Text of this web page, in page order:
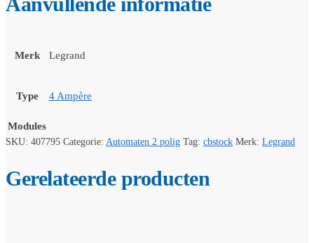
Merk Legrand
Type 4 Ampère
Modules
SKU: 407795 Categorie: Automaten 2 polig Tag: cbstock Merk: Legrand
Gerelateerde producten